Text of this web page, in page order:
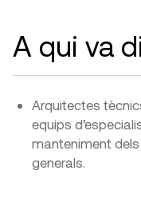
A qui va
Arquitectes
equips
manteniment dels
generals.